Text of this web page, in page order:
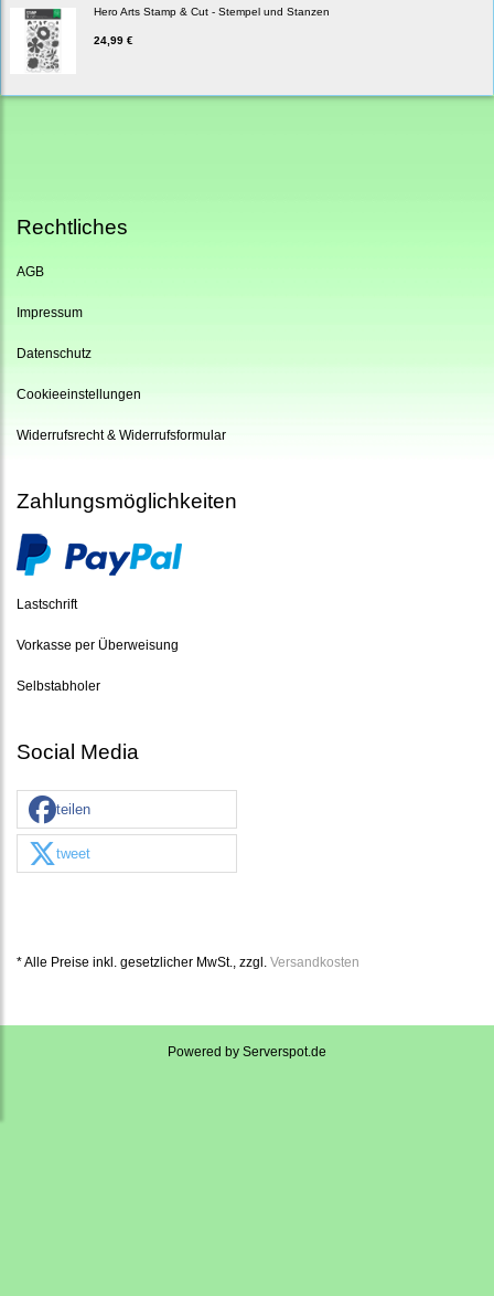
Hero Arts Stamp & Cut - Stempel und Stanzen
24,99 €
Rechtliches
AGB
Impressum
Datenschutz
Cookieeinstellungen
Widerrufsrecht & Widerrufsformular
Zahlungsmöglichkeiten
Lastschrift
Vorkasse per Überweisung
Selbstabholer
Social Media
teilen
tweet
* Alle Preise inkl. gesetzlicher MwSt., zzgl. Versandkosten
Powered by Serverspot.de